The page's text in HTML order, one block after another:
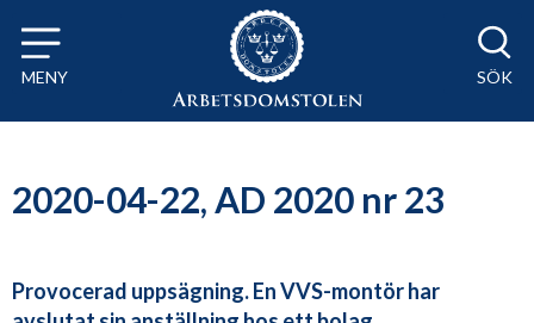
Till innehåll på sidan x
MENY SÖK
2020-04-22, AD 2020 nr 23
Provocerad uppsägning. En VVS-montör har